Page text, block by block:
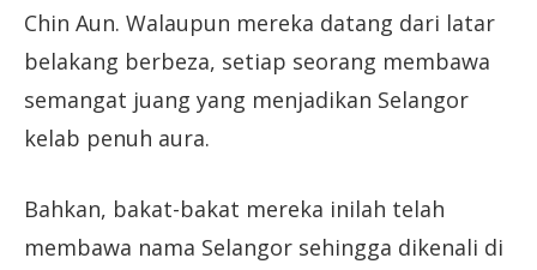
Chin Aun. Walaupun mereka datang dari latar
belakang berbeza, setiap seorang membawa
semangat juang yang menjadikan Selangor
kelab penuh aura.
Bahkan, bakat-bakat mereka inilah telah
membawa nama Selangor sehingga dikenali di